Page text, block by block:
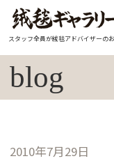
スタッフ全員が絨毯アドバイザーの
blog
2010年7月29日